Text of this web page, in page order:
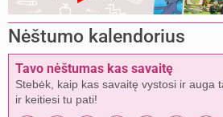
Nėštumo kalendorius
Tavo nėštumas kas savaitę
Stebėk, kaip kas savaitę vystosi ir auga
ir keitiesi tu pati!